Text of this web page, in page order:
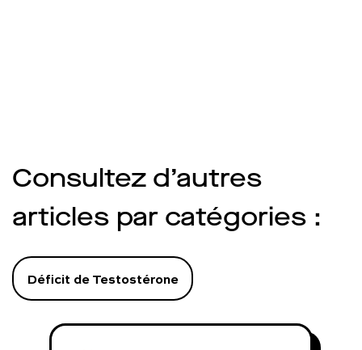
qui, lui, peut induire des
problèmes d’érection. Et le risque
est de cumuler la masturbation
avec un visionnage trop
le point.
Consultez d’autres
articles par catégories :
Déficit de Testostérone